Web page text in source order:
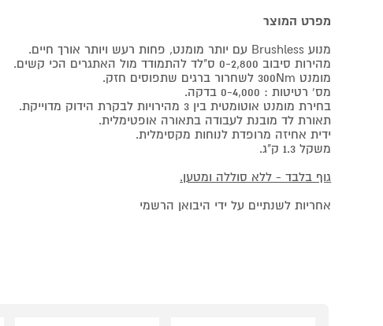
מפרט המוצר
מנוע Brushless עם יותר מומנט, פחות רעש ויותר אורך חיים.
מהירות סיבוב 0-2,800 ס"לד להתמודד מול האתגרים הכי קשים.
מומנט 300Nm לשחרור ברגים שתפוסים חזק.
מס' רטיטות : 0-4,000 בדקה.
בחירת מומנט אוטומטית בין 3 מהירויות לבקרת הידוק מדוייקת.
תאורת לד מובנת לעבודה בתאורה אופטימלית.
ידית אחיזה מרופדת לנוחות מקסימלית.
משקל 1.3 ק"ג.
גוף בלבד - ללא סוללה ומטען.
אחריות לשנתיים על ידי היבואן הרשמי